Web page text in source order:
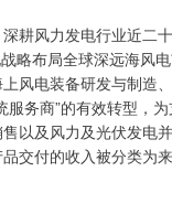
风力发电行业近二
略布局全球深远海风
风电装备研发与制造
务商”的有效转型，
以及风力及光伏发电
交付的收入被分类为